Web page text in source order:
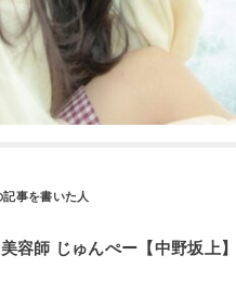
美容師 じゅんぺー【中野坂上】